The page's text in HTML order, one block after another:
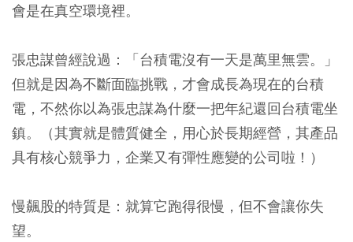
會是在真空環境裡。
張忠謀曾經說過：「台積電沒有一天是萬里無雲。」
但就是因為不斷面臨挑戰，才會成長為現在的台積
電，不然你以為張忠謀為什麼一把年紀還回台積電坐
鎮。（其實就是體質健全，用心於長期經營，其產品
具有核心競爭力，企業又有彈性應變的公司啦！）
慢飆股的特質是：就算它跑得很慢，但不會讓你失
望。